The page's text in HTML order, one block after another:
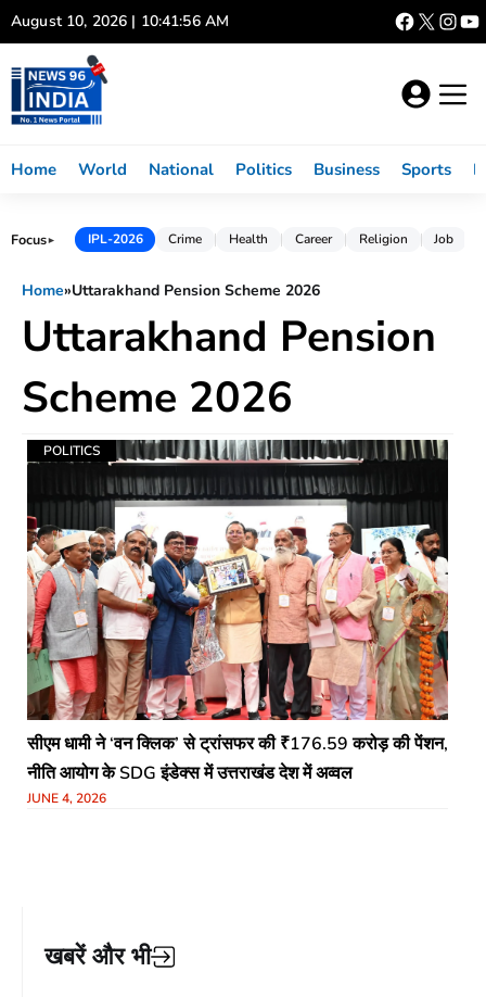
Skip
to
content
August 10, 2026 | 10:41:56 AM
Home World National Politics Business Sports
Focus► IPL-2026 Crime Health Career Religion Job
Home»Uttarakhand Pension Scheme 2026
Uttarakhand Pension
Scheme 2026
POLITICS
​सीएम धामी ने ‘वन क्लिक’ से ट्रांसफर की ₹176.59 करोड़ की पेंशन,
नीति आयोग के SDG इंडेक्स में उत्तराखंड देश में अव्वल
JUNE 4, 2026
खबरें और भी